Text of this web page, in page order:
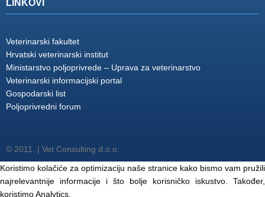
LINKOVI
Veterinarski fakultet
Hrvatski veterinarski institut
Ministarstvo poljoprivrede – Uprava za veterinarstvo
Veterinarski informacijski portal
Gospodarski list
Poljoprivredni forum
© 2011. | Vet Consulting d.o.o.
Koristimo kolačiće za optimizaciju naše stranice kako bismo vam pružili
najrelevantnije informacije i što bolje korisničko iskustvo. Također,
koristimo Analytics.